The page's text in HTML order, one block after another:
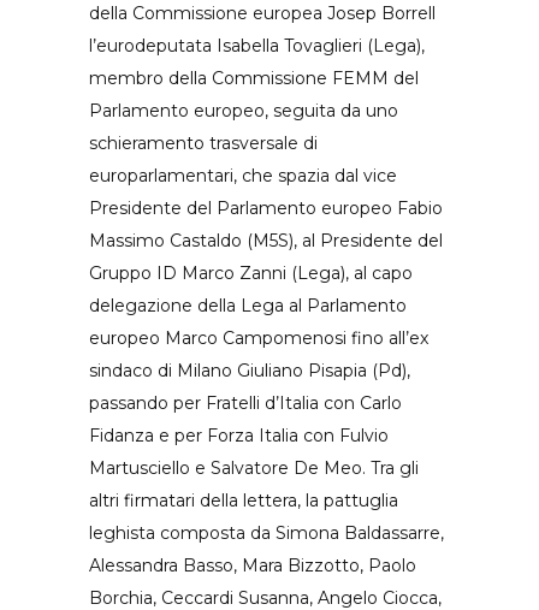
della Commissione europea Josep Borrell
l’eurodeputata Isabella Tovaglieri (Lega),
membro della Commissione FEMM del
Parlamento europeo, seguita da uno
schieramento trasversale di
europarlamentari, che spazia dal vice
Presidente del Parlamento europeo Fabio
Massimo Castaldo (M5S), al Presidente del
Gruppo ID Marco Zanni (Lega), al capo
delegazione della Lega al Parlamento
europeo Marco Campomenosi fino all’ex
sindaco di Milano Giuliano Pisapia (Pd),
passando per Fratelli d’Italia con Carlo
Fidanza e per Forza Italia con Fulvio
Martusciello e Salvatore De Meo. Tra gli
altri firmatari della lettera, la pattuglia
leghista composta da Simona Baldassarre,
Alessandra Basso, Mara Bizzotto, Paolo
Borchia, Ceccardi Susanna, Angelo Ciocca,